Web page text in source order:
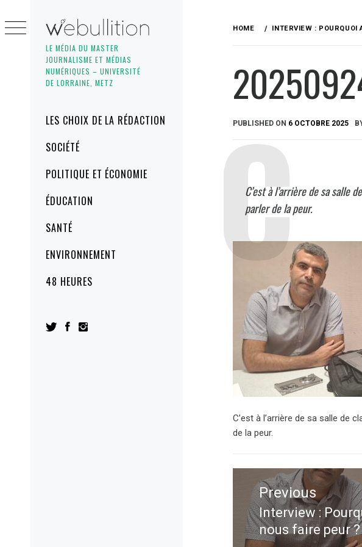
LE MÉDIA DU MASTER
JOURNALISME ET MÉDIAS
NUMÉRIQUES – UNIVERSITÉ
DE LORRAINE, METZ
MenuLES CHOIX DE LA RÉDACTION
SOCIÉTÉ
POLITIQUE ET ÉCONOMIE
ÉDUCATION
SANTÉ
ENVIRONNEMENT
48 HEURES
to
content
HOME INTERVIEW : POURQUOI
PUBLISHED ON 6 OCTOBRE 2025
C’est à l’arrière de sa salle
parler de la peur.
C’est à l’arrière de sa salle de
de la peur.
Navigation
l’article
Previous
Previous
post:
Interview :
nous faire peur ?